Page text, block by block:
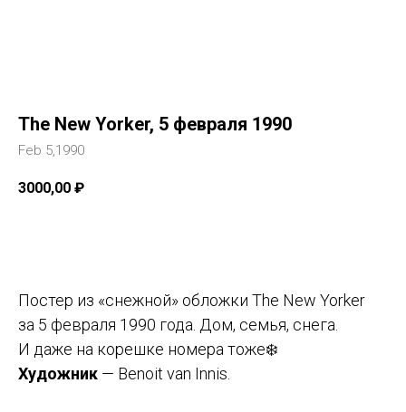
The New Yorker, 5 февраля 1990
Feb 5,1990
3000,00 ₽
Постер из «снежной» обложки The New Yorker
за 5 февраля 1990 года. Дом, семья, снега.
И даже на корешке номера тоже❄️
Художник — Benoit van Innis.